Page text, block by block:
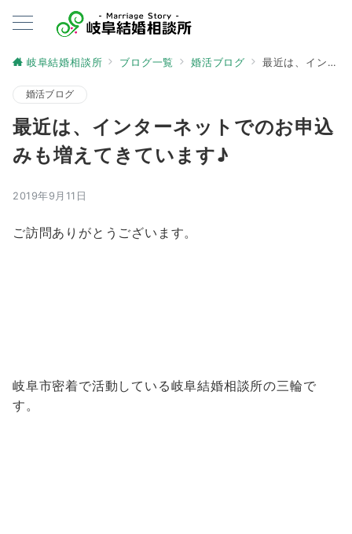
岐阜結婚相談所 ブログ一覧 婚活ブログ 最近は、インターネットでのお申込みも増えてきています♪
婚活ブログ
最近は、インターネットでのお申込
みも増えてきています♪
2019年9月11日
ご訪問ありがとうございます。
岐阜市密着で活動している岐阜結婚相談所の三輪で
す。